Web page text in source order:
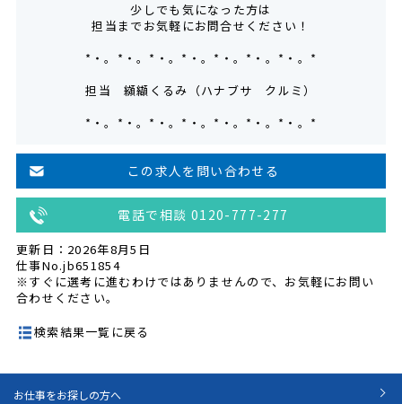
少しでも気になった方は
担当までお気軽にお問合せください！
*・。*・。*・。*・。*・。*・。*・。*
担当 纐纈くるみ（ハナブサ クルミ）
*・。*・。*・。*・。*・。*・。*・。*
この求人を問い合わせる
電話で相談 0120-777-277
更新日：2026年8月5日
仕事No.jb651854
※すぐに選考に進むわけではありませんので、お気軽にお問い
合わせください。
検索結果一覧に戻る
お仕事をお探しの方へ